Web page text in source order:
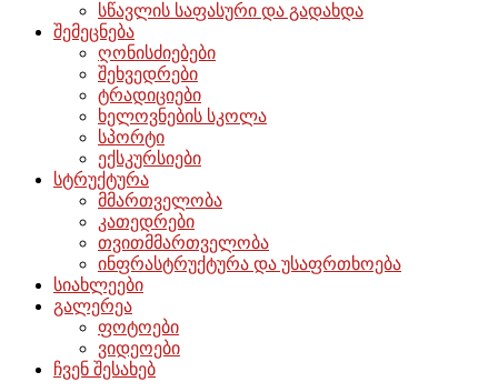
სწავლის საფასური და გადახდა
შემეცნება
ღონისძიებები
შეხვედრები
ტრადიციები
ხელოვნების სკოლა
სპორტი
ექსკურსიები
სტრუქტურა
მმართველობა
კათედრები
თვითმმართველობა
ინფრასტრუქტურა და უსაფრთხოება
სიახლეები
გალერეა
ფოტოები
ვიდეოები
ჩვენ შესახებ